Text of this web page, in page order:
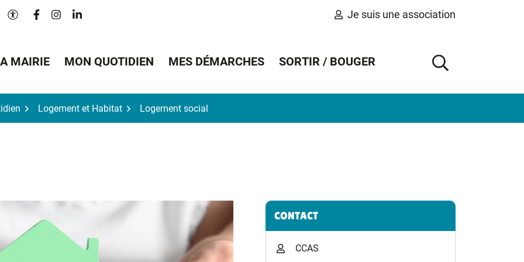
Paramètres d'accessibilité
Lien vers le compte Facebook
Lien vers le compte Instagram
Lien vers le compte Linkedin Je suis une association
MAIRIE MON QUOTIDIEN MES DÉMARCHES SORTIR / BOUGER
AFFICHER
Logement et Habitat Logement social
Informations complémentaires
CONTACT
CCAS